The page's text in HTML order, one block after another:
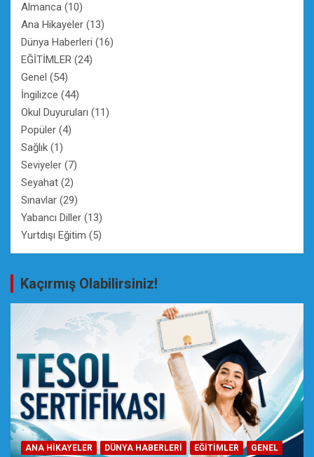
Almanca (10)
Ana Hikayeler (13)
Dünya Haberleri (16)
EĞİTİMLER (24)
Genel (54)
İngilizce (44)
Okul Duyuruları (11)
Popüler (4)
Sağlık (1)
Seviyeler (7)
Seyahat (2)
Sınavlar (29)
Yabancı Diller (13)
Yurtdışı Eğitim (5)
Kaçırmış Olabilirsiniz!
ANA HIKAYELER DÜNYA HABERLERI EĞİTİMLER
GENEL